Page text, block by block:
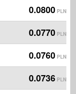
0.0800 PLN
0.0770 PLN
0.0760 PLN
0.0736 PLN